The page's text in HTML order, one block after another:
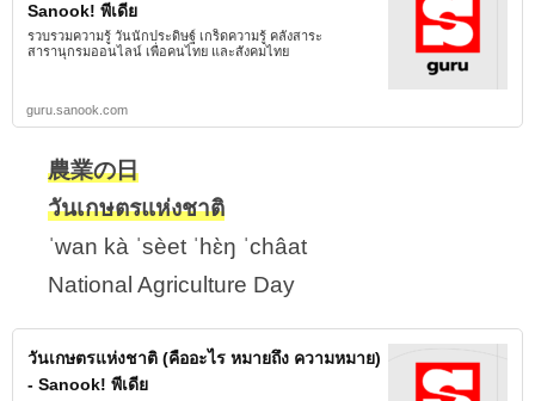
Sanook! พีเดีย
รวบรวมความรู้ วันนักประดิษฐ์ เกร็ดความรู้ คลังสาระ
สารานุกรมออนไลน์ เพื่อคนไทย และสังคมไทย
guru.sanook.com
農業の日
วันเกษตรแห่งชาติ
ˈwan kà ˈsèet ˈhɛ̀ŋ ˈchâat
National Agriculture Day
วันเกษตรแห่งชาติ (คืออะไร หมายถึง ความหมาย)
- Sanook! พีเดีย